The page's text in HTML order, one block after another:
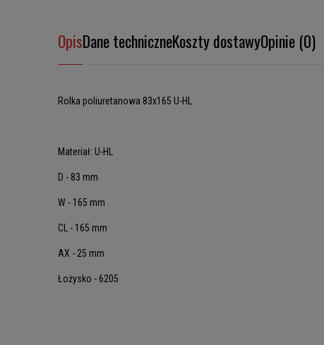
OpisDane techniczneKoszty dostawyOpinie (0)
Rolka poliuretanowa 83x165 U-HL
Materiał: U-HL
D - 83 mm
W - 165 mm
CL - 165 mm
AX - 25 mm
Łożysko - 6205